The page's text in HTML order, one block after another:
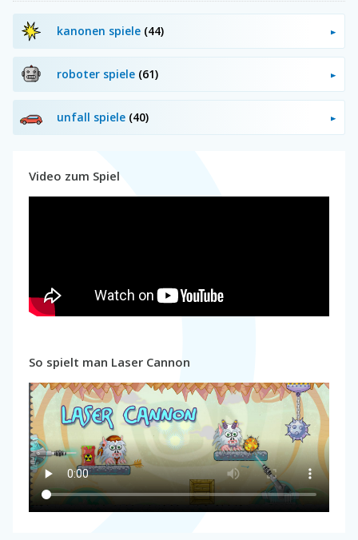
kanonen spiele (44)
roboter spiele (61)
unfall spiele (40)
Video zum Spiel
So spielt man Laser Cannon